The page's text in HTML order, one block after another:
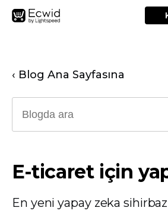
‹ Blog Ana Sayfasına
E-ticaret için
En yeni yapay zeka